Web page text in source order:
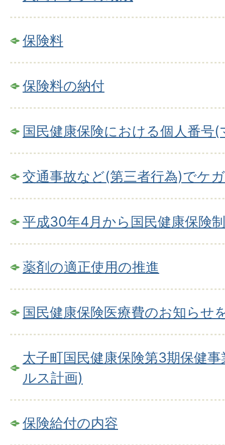
保険料
保険料の納付
国民健康保険における個人番号
交通事故など(第三者行為)でケ
平成30年4月から国民健康保険
薬剤の適正使用の推進
国民健康保険医療費のお知らせ
太子町国民健康保険第3期保健
ルス計画)
保険給付の内容